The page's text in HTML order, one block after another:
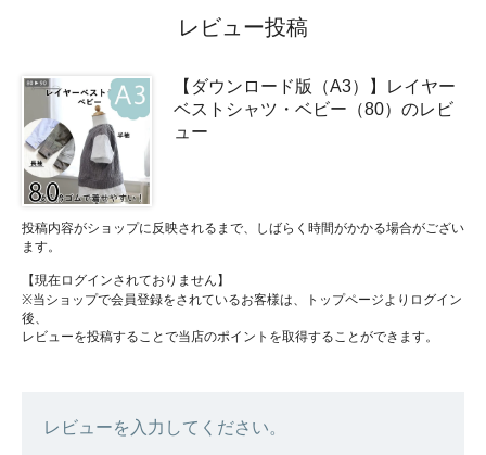
レビュー投稿
【ダウンロード版（A3）】レイヤー
ベストシャツ・ベビー（80）のレビ
ュー
投稿内容がショップに反映されるまで、しばらく時間がかかる場合がござい
ます。
【現在ログインされておりません】
※当ショップで会員登録をされているお客様は、トップページよりログイン
後、
レビューを投稿することで当店のポイントを取得することができます。
レビューを入力してください。